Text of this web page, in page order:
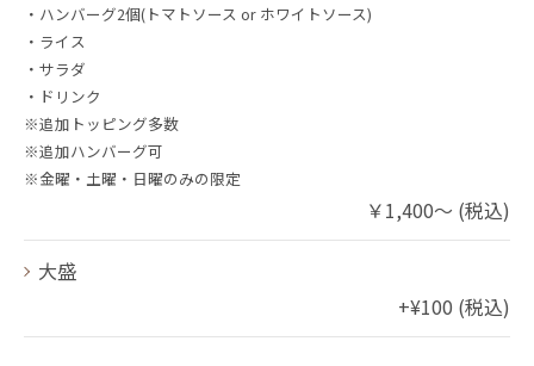
・ハンバーグ2個(トマトソース or ホワイトソース)
・ライス
・サラダ
・ドリンク
※追加トッピング多数
※追加ハンバーグ可
※金曜・土曜・日曜のみの限定
￥1,400～ (税込)
大盛
+¥100 (税込)